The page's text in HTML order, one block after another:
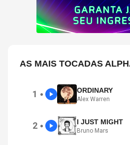
AS MAIS TOCADAS
1 ● ORDINARY
Alex Warren
2 ● I JUST MIGHT
Bruno Mars